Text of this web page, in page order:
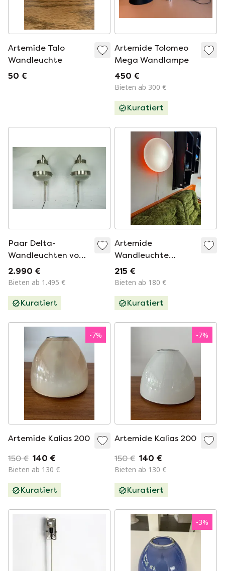
Artemide Talo
Wandleuchte
50 €
Artemide Tolomeo
Mega Wandlampe
450 €
Bieten ab 300 €
Kuratiert
Paar Delta-
Wandleuchten von
Sergio Mazza für
Artemide. Italien
2.990 €
Bieten ab 1.495 €
Kuratiert
Artemide
Wandleuchte
Modell Campanile
215 €
Bieten ab 180 €
Kuratiert
-7%
Artemide Kalias 200
150 € 140 €
Bieten ab 130 €
Kuratiert
-7%
Artemide Kalias 200
150 € 140 €
Bieten ab 130 €
Kuratiert
-3%